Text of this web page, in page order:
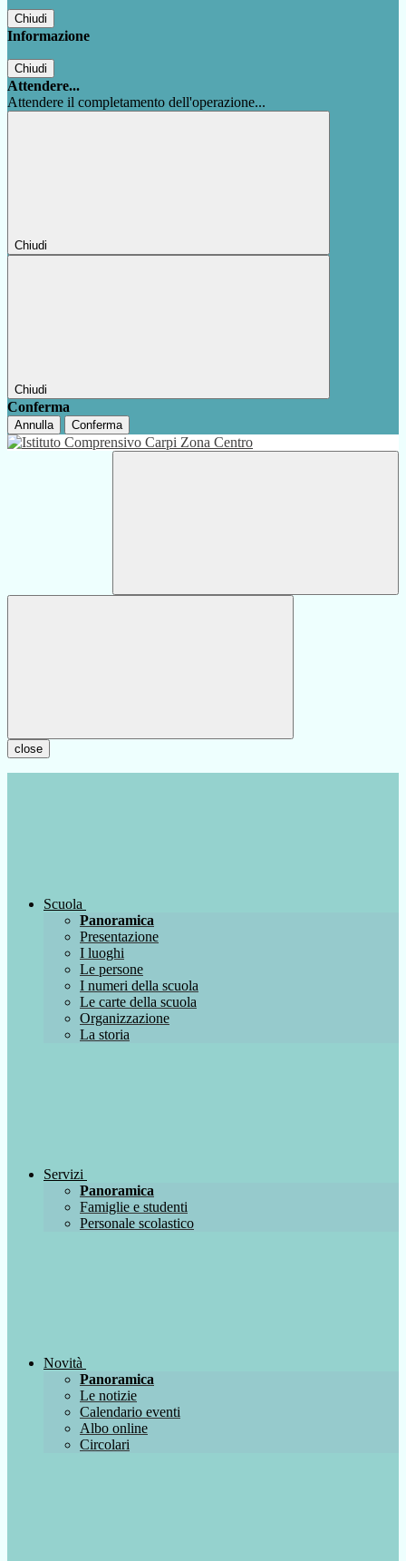
Chiudi
Informazione
Chiudi
Attendere...
Attendere il completamento dell'operazione...
Chiudi
Chiudi
Conferma
Annulla Conferma
close
Scuola
Panoramica
Presentazione
I luoghi
Le persone
I numeri della scuola
Le carte della scuola
Organizzazione
La storia
Servizi
Panoramica
Famiglie e studenti
Personale scolastico
Novità
Panoramica
Le notizie
Calendario eventi
Albo online
Circolari